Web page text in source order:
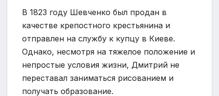
В 1823 году Шевченко был продан в
качестве крепостного крестьянина и
отправлен на службу к купцу в Киеве.
Однако, несмотря на тяжелое положение и
непростые условия жизни, Дмитрий не
переставал заниматься рисованием и
получать образование.